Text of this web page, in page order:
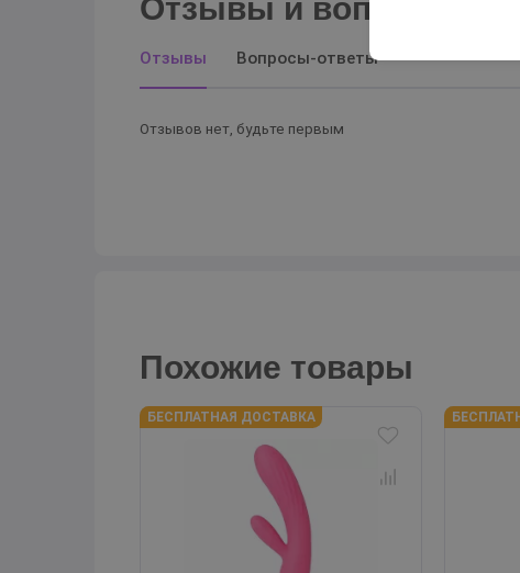
Отзывы и вопросы-
Отзывы Вопросы-ответы
Отзывов нет, будьте первым
Похожие товары
БЕСПЛАТНАЯ ДОСТАВКА